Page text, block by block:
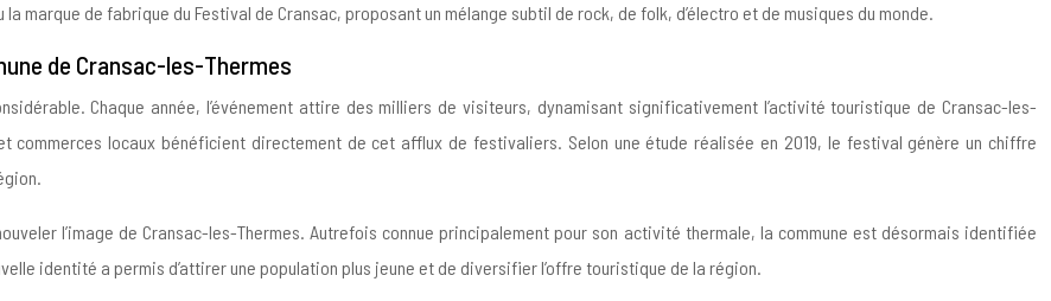
la marque de fabrique du Festival de Cransac, proposant un mélange subtil de rock, de folk, d’électro et de musiques du monde.
de Cransac-les-Thermes
Chaque année, l’événement attire des milliers de visiteurs, dynamisant significativement l’activité touristique de Cransac-les-
commerces locaux bénéficient directement de cet afflux de festivaliers. Selon une étude réalisée en 2019, le festival génère un chiffre
l’image de Cransac-les-Thermes. Autrefois connue principalement pour son activité thermale, la commune est désormais identifiée
identité a permis d’attirer une population plus jeune et de diversifier l’offre touristique de la région.